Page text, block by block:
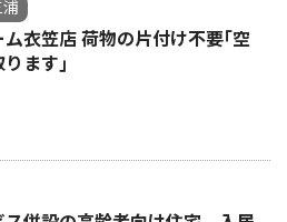
ム衣笠店 荷物の片付け不要｢空
ます｣